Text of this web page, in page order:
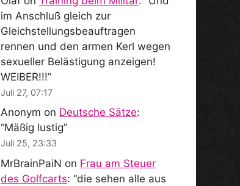
im Anschluß gleich zur
Gleichstellungsbeauftragen
rennen und den armen Kerl wegen
sexueller Belästigung anzeigen!
WEIBER!!!”
Juli 27, 07:17
Anonym on Deutsche Sätze:
“Mäßig lustig”
Juli 25, 23:33
MrBrainPaiN on Frau am Steuer
des Golfcarts: “die sehen alle aus